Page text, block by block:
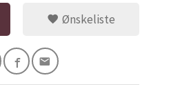
Ønskeliste